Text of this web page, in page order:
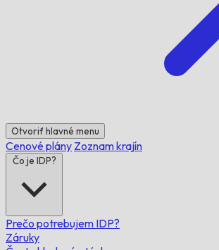
Otvoriť hlavné menu
Cenové plány Zoznam krajín
Čo je IDP?
Prečo potrebujem IDP?
Záruky